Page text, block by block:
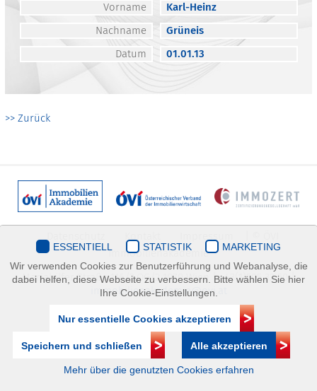
Vorname
Karl-Heinz
Nachname
Grüneis
Datum
01.01.13
>> Zurück
Immobilienakademie
Mariahilfer Straße 116/2.OG/2 1070 Wien | +43(1)505 32 50 |
immobilienakademie@ovi.at
ESSENTIELL STATISTIK
MARKETING
Wir verwenden Cookies zur Benutzerführung und Webanalyse, die
dabei helfen, diese Webseite zu verbessern. Bitte wählen Sie hier
Ihre Cookie-Einstellungen.
Nur essentielle Cookies akzeptieren
Speichern und schließen Alle akzeptieren
Mehr über die genutzten Cookies erfahren